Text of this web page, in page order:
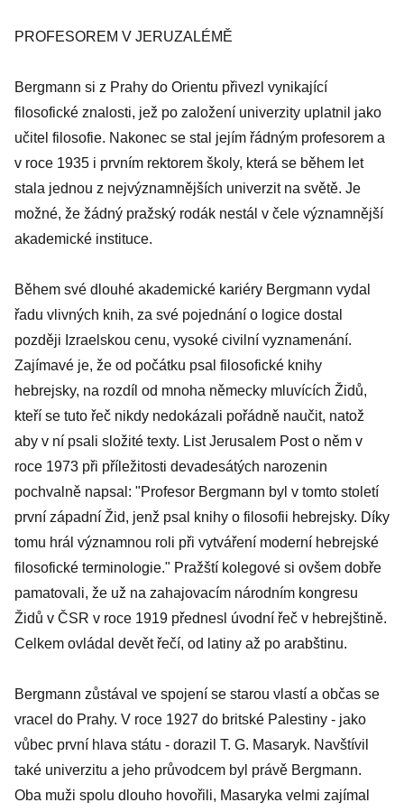
PROFESOREM V JERUZALÉMĚ
Bergmann si z Prahy do Orientu přivezl vynikající
filosofické znalosti, jež po založení univerzity uplatnil jako
učitel filosofie. Nakonec se stal jejím řádným profesorem a
v roce 1935 i prvním rektorem školy, která se během let
stala jednou z nejvýznamnějších univerzit na světě. Je
možné, že žádný pražský rodák nestál v čele významnější
akademické instituce.
Během své dlouhé akademické kariéry Bergmann vydal
řadu vlivných knih, za své pojednání o logice dostal
později Izraelskou cenu, vysoké civilní vyznamenání.
Zajímavé je, že od počátku psal filosofické knihy
hebrejsky, na rozdíl od mnoha německy mluvících Židů,
kteří se tuto řeč nikdy nedokázali pořádně naučit, natož
aby v ní psali složité texty. List Jerusalem Post o něm v
roce 1973 při příležitosti devadesátých narozenin
pochvalně napsal: "Profesor Bergmann byl v tomto století
první západní Žid, jenž psal knihy o filosofii hebrejsky. Díky
tomu hrál významnou roli při vytváření moderní hebrejské
filosofické terminologie." Pražští kolegové si ovšem dobře
pamatovali, že už na zahajovacím národním kongresu
Židů v ČSR v roce 1919 přednesl úvodní řeč v hebrejštině.
Celkem ovládal devět řečí, od latiny až po arabštinu.
Bergmann zůstával ve spojení se starou vlastí a občas se
vracel do Prahy. V roce 1927 do britské Palestiny - jako
vůbec první hlava státu - dorazil T. G. Masaryk. Navštívil
také univerzitu a jeho průvodcem byl právě Bergmann.
Oba muži spolu dlouho hovořili, Masaryka velmi zajímal